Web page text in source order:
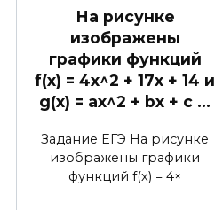
На рисунке
изображены
графики функций
f(x) = 4x^2 + 17x + 14 и
g(x) = ax^2 + bx + c …
Задание ЕГЭ На рисунке
изображены графики
функций f(x) = 4×